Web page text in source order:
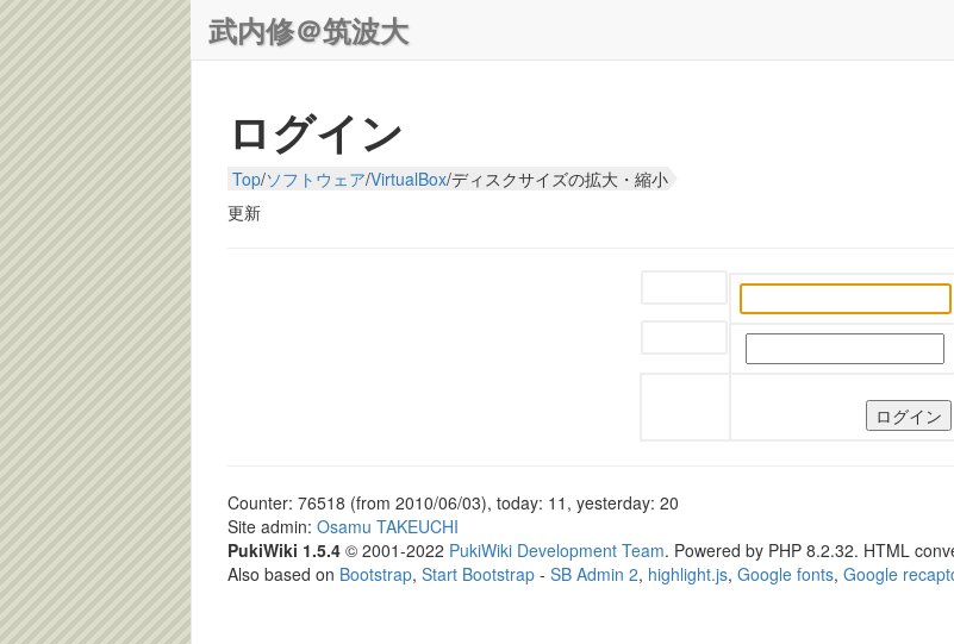
武内修＠筑波大
ログイン
Top/ソフトウェア/VirtualBox/ディスクサイズの拡大・縮小
更新
Counter: 76518 (from 2010/06/03), today: 11, yesterday: 20
Site admin: Osamu TAKEUCHI
PukiWiki 1.5.4 © 2001-2022 PukiWiki Development Team. Powered by PHP 8.2.32. HTML
Also based on Bootstrap, Start Bootstrap - SB Admin 2, highlight.js, Google fonts, Google